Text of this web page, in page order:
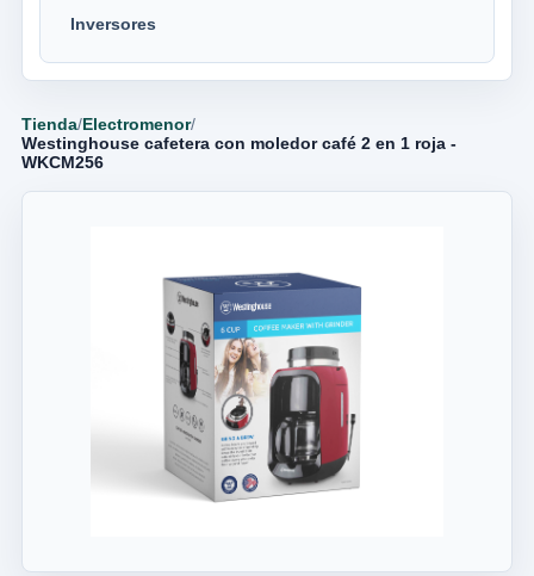
Inversores
Tienda/Electromenor/
Westinghouse cafetera con moledor café 2 en 1 roja -
WKCM256